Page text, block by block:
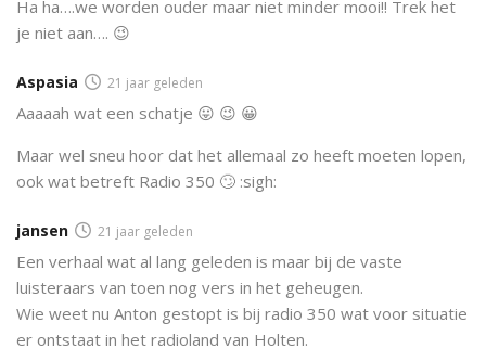
Ha ha….we worden ouder maar niet minder mooi!! Trek het
je niet aan…. 😉
Aspasia 21 jaar geleden
Aaaaah wat een schatje 😛 😉 😀
Maar wel sneu hoor dat het allemaal zo heeft moeten lopen,
ook wat betreft Radio 350 🙄 :sigh:
jansen 21 jaar geleden
Een verhaal wat al lang geleden is maar bij de vaste
luisteraars van toen nog vers in het geheugen.
Wie weet nu Anton gestopt is bij radio 350 wat voor situatie
er ontstaat in het radioland van Holten.